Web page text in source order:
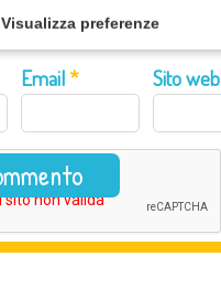
Visualizza preferenze
Email* Sito web